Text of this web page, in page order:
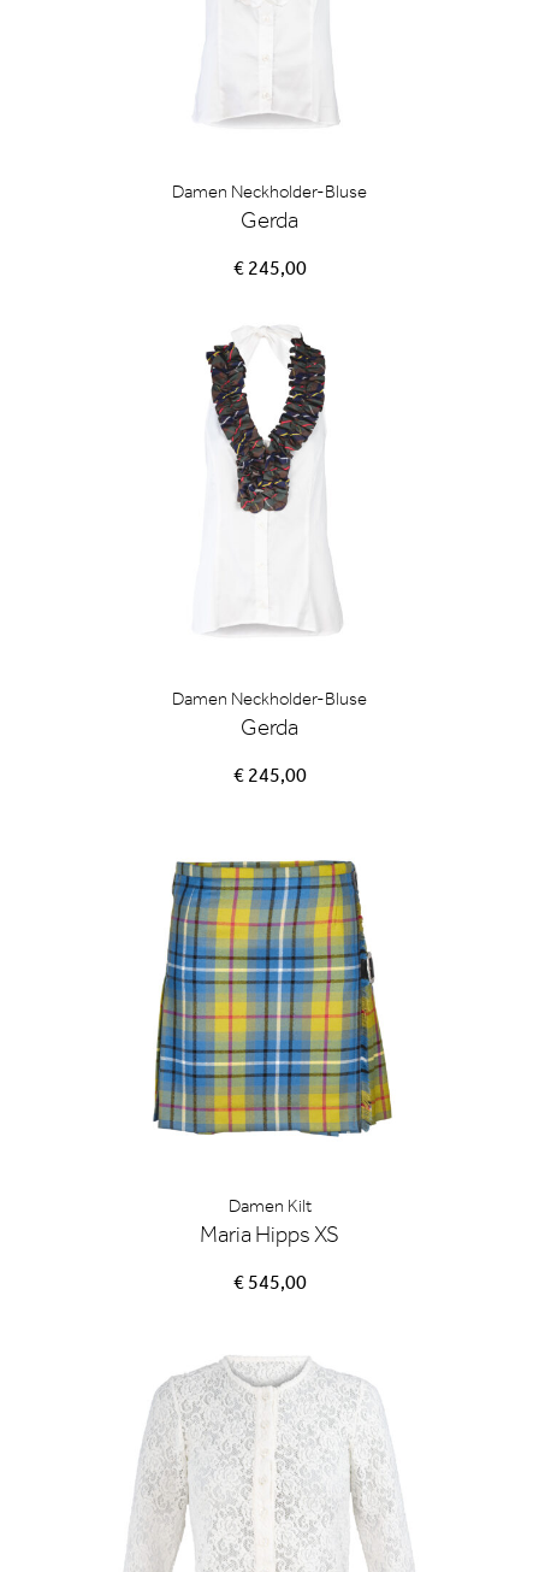
Damen Neckholder-Bluse
Gerda
€ 245,00
Damen Neckholder-Bluse
Gerda
€ 245,00
Damen Kilt
Maria Hipps XS
€ 545,00